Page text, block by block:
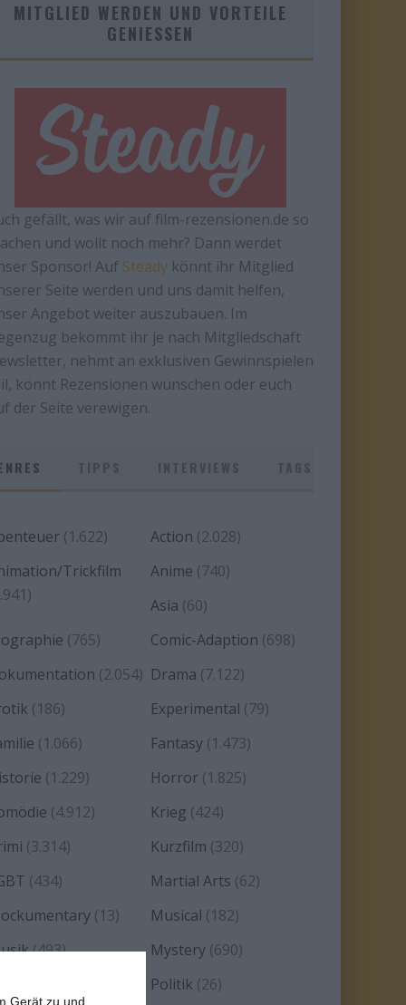
Gerät zu und
MITGLIED WERDEN UND VORTEILE
GENIESSEN
gefällt, was wir auf film-rezensionen.de so
und wollt noch mehr? Dann werdet
Sponsor! Auf Steady könnt ihr Mitglied
Seite werden und uns damit helfen,
Angebot weiter auszubauen. Im
bekommt ihr je nach Mitgliedschaft
nehmt an exklusiven Gewinnspielen
könnt Rezensionen wünschen oder euch
der Seite verewigen.
(1.622) Action (2.028)
Trickfilm
Anime (740)
Asia (60)
(765) Comic-Adaption (698)
(2.054) Drama (7.122)
(186) Experimental (79)
(1.066) Fantasy (1.473)
(1.229) Horror (1.825)
(4.912) Krieg (424)
(3.314) Kurzfilm (320)
(434) Martial Arts (62)
(13) Musical (182)
(493) Mystery (690)
Politik (26)